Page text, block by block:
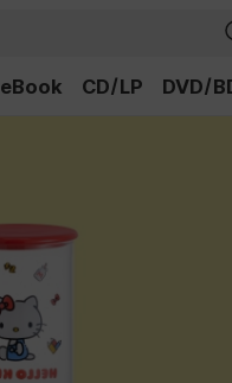
eBook CD/LP DVD/